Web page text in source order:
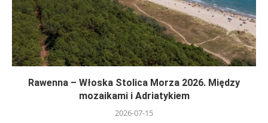
Rawenna – Włoska Stolica Morza 2026. Między
mozaikami i Adriatykiem
2026-07-15